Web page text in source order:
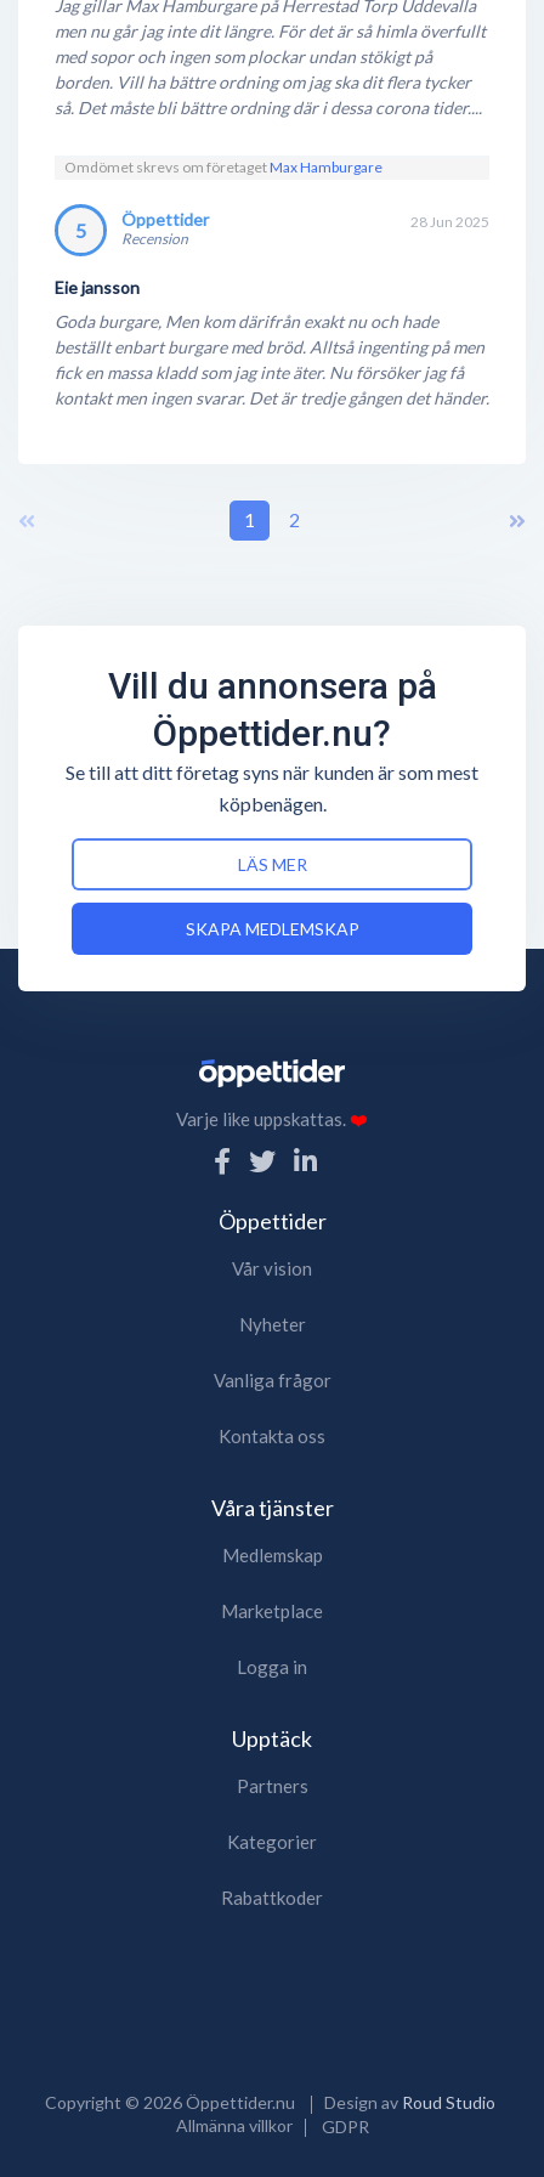
hedra Ebba Bergström som dog vid ett möte i Kairo
år 1990.
Ett mål som MAX jobbat mycket med är att man vill
började ett EU-projekt i samarbete med samhall och
blev sedan år 2007 utsedd av EU som bästa
arbetsmarknadsprojekt. Max har även en egen
från svenska artister på svenska. 2008 började även
svenska låtar som översätts till svenska att spelas.
Jag gillar Max Hamburgare på Herrestad Torp Uddevalla
men nu går jag inte dit längre. För det är så himla överfullt
med sopor och ingen som plockar undan stökigt på
borden. Vill ha bättre ordning om jag ska dit flera tycker
så. Det måste bli bättre ordning där i dessa corona tider....
Omdömet skrevs om företagetMax Hamburgare
5 Öppettider
Recension
Eie jansson
28 Jun 2025
Goda burgare, Men kom därifrån exakt nu och hade
beställt enbart burgare med bröd. Alltså ingenting på men
fick en massa kladd som jag inte äter. Nu försöker jag få
kontakt men ingen svarar. Det är tredje gången det händer.
1 2
Vill du annonsera på
Öppettider.nu?
Se till att ditt företag syns när kunden är som mest
köpbenägen.
LÄS MER
SKAPA MEDLEMSKAP
Varje like uppskattas.❤️
Öppettider
Vår vision
Nyheter
Vanliga frågor
Kontakta oss
Våra tjänster
Medlemskap
Marketplace
Logga in
Upptäck
Partners
Kategorier
Rabattkoder
Copyright © 2026Öppettider.nu Design av Roud Studio
Allmänna villkor
GDPR